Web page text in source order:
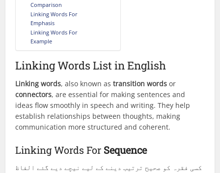
Comparison
Linking Words For
Emphasis
Linking Words For
Example
Linking Words List in English
Linking words, also known astransition words or
connectors, are essential for making sentences and
ideas flow smoothly in speech and writing. They help
establish relationships between thoughts, making
communication more structured and coherent.
Linking Words For Sequence
کسی فقرہ کو صحیح ترتیب دینے کے لیے نیچے دیے گئے الفاظ